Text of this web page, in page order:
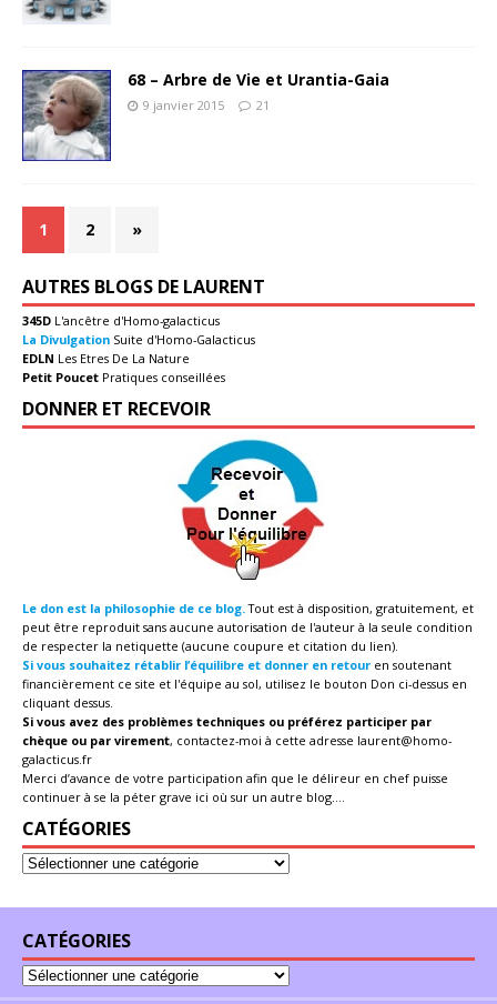
68 – Arbre de Vie et Urantia-Gaia
9 janvier 2015 21
1 2 »
AUTRES BLOGS DE LAURENT
345D L'ancêtre d'Homo-galacticus
La Divulgation Suite d'Homo-Galacticus
EDLN Les Etres De La Nature
Petit Poucet Pratiques conseillées
DONNER ET RECEVOIR
Le don est la philosophie de ce blog. Tout est à disposition, gratuitement, et
peut être reproduit sans aucune autorisation de l'auteur à la seule condition
de respecter la netiquette (aucune coupure et citation du lien).
Si vous souhaitez rétablir l’équilibre et donner en retour en soutenant
financièrement ce site et l'équipe au sol, utilisez le bouton Don ci-dessus en
cliquant dessus.
Si vous avez des problèmes techniques ou préférez participer par
chèque ou par virement, contactez-moi à cette adresse laurent@homo-
galacticus.fr
Merci d’avance de votre participation afin que le délireur en chef puisse
continuer à se la péter grave ici où sur un autre blog....
CATÉGORIES
CATÉGORIES